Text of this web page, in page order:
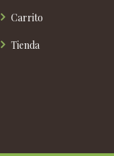
Carrito
Tienda